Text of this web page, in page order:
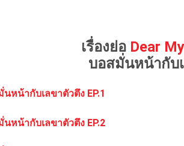
เรื่องย่อ Dear
บอสมั่นหน้ากับ
นหน้ากับเลขาตัวตึง EP.1
นหน้ากับเลขาตัวตึง EP.2